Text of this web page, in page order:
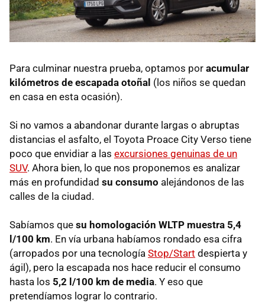
Para culminar nuestra prueba, optamos por acumular
kilómetros de escapada otoñal (los niños se quedan
en casa en esta ocasión).
Si no vamos a abandonar durante largas o abruptas
distancias el asfalto, el Toyota Proace City Verso tiene
poco que envidiar a las excursiones genuinas de un
SUV. Ahora bien, lo que nos proponemos es analizar
más en profundidad su consumo alejándonos de las
calles de la ciudad.
Sabíamos que su homologación WLTP muestra 5,4
l/100 km. En vía urbana habíamos rondado esa cifra
(arropados por una tecnología Stop/Start despierta y
ágil), pero la escapada nos hace reducir el consumo
hasta los 5,2 l/100 km de media. Y eso que
pretendíamos lograr lo contrario.